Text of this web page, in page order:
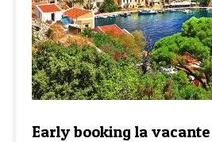
Early booking la